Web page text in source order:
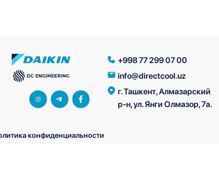
+998 77 299 07 00
info@directcool.uz
г. Ташкент, Алмазарский
р-н, ул. Янги Олмазор, 7а.
конфиденциальности